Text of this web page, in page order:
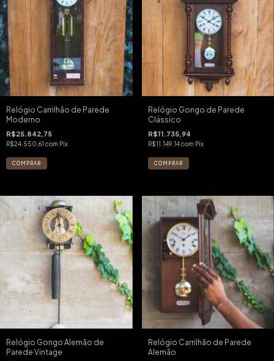
Relógio Carrilhão de Parede
Moderno
R$25.842,75
R$24.550,61 com Pix
Relógio Gongo de Parede
Clássico
R$11.735,94
R$11.149,14com Pix
Relógio Gongo Alemão de
Parede Vintage
Relógio Carrilhão de Parede
Alemão